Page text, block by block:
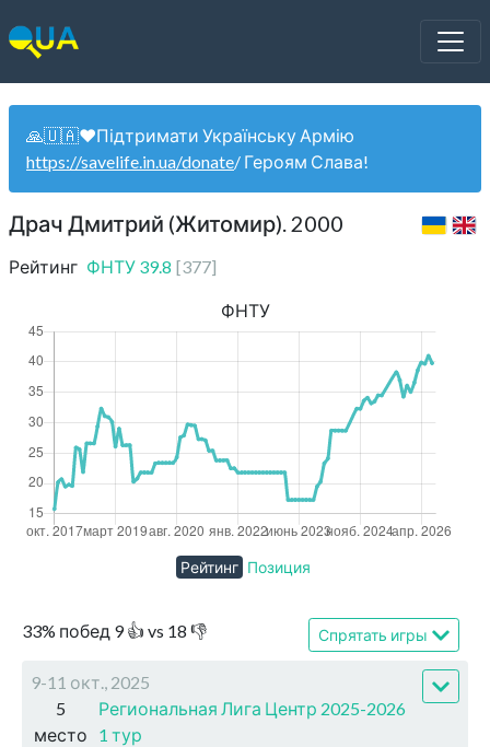
🙏🇺🇦❤️Підтримати Українську Армію
https://savelife.in.ua/donate/ Героям Слава!
Драч Дмитрий (Житомир). 2000
Рейтинг ФНТУ 39.8 [377]
33% побед 9👍 vs 18 👎 Спрятать игры
9-11 окт., 2025
5
место
Региональная Лига Центр 2025-2026
1 тур
ФНТУ
Рейтинг Позиция